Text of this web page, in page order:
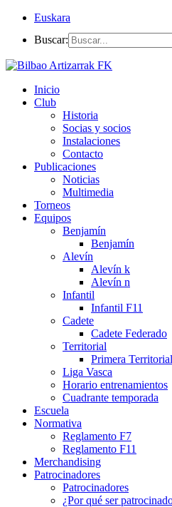
Euskara
Buscar:
Inicio
Club
Historia
Socias y socios
Instalaciones
Contacto
Publicaciones
Noticias
Multimedia
Torneos
Equipos
Benjamín
Benjamín
Alevín
Alevín k
Alevín n
Infantil
Infantil F11
Cadete
Cadete Federado
Territorial
Primera Territorial
Liga Vasca
Horario entrenamientos
Cuadrante temporada
Escuela
Normativa
Reglamento F7
Reglamento F11
Merchandising
Patrocinadores
Patrocinadores
¿Por qué ser